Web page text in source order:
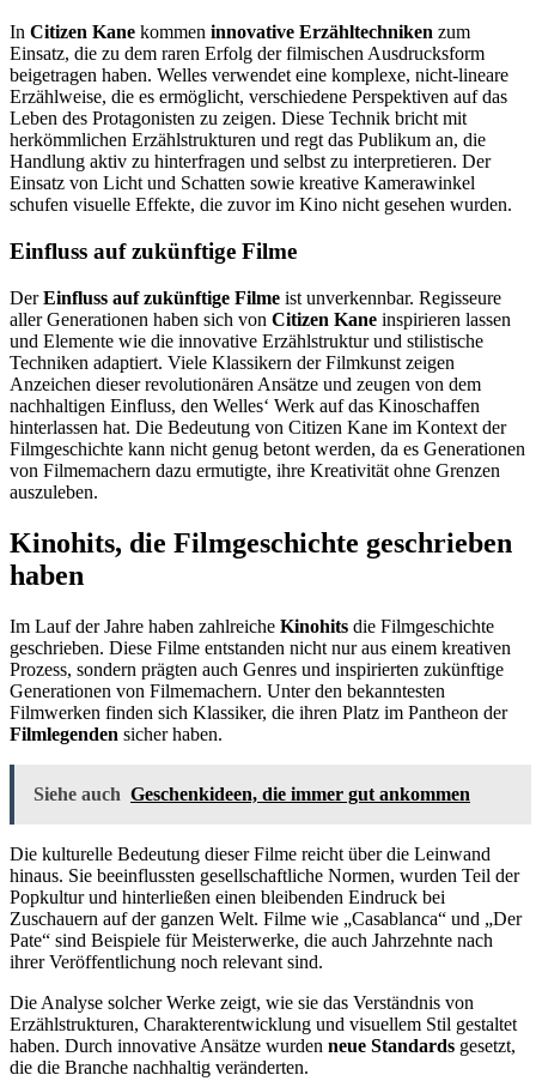
In Citizen Kane kommen innovative Erzähltechniken zum
Einsatz, die zu dem raren Erfolg der filmischen Ausdrucksform
beigetragen haben. Welles verwendet eine komplexe, nicht-lineare
Erzählweise, die es ermöglicht, verschiedene Perspektiven auf das
Leben des Protagonisten zu zeigen. Diese Technik bricht mit
herkömmlichen Erzählstrukturen und regt das Publikum an, die
Handlung aktiv zu hinterfragen und selbst zu interpretieren. Der
Einsatz von Licht und Schatten sowie kreative Kamerawinkel
schufen visuelle Effekte, die zuvor im Kino nicht gesehen wurden.
Einfluss auf zukünftige Filme
DerEinfluss auf zukünftige Filme ist unverkennbar. Regisseure
aller Generationen haben sich von Citizen Kane inspirieren lassen
und Elemente wie die innovative Erzählstruktur und stilistische
Techniken adaptiert. Viele Klassikern der Filmkunst zeigen
Anzeichen dieser revolutionären Ansätze und zeugen von dem
nachhaltigen Einfluss, den Welles‘ Werk auf das Kinoschaffen
hinterlassen hat. Die Bedeutung von Citizen Kane im Kontext der
Filmgeschichte kann nicht genug betont werden, da es Generationen
von Filmemachern dazu ermutigte, ihre Kreativität ohne Grenzen
auszuleben.
Kinohits, die Filmgeschichte geschrieben
haben
Im Lauf der Jahre haben zahlreiche Kinohits die Filmgeschichte
geschrieben. Diese Filme entstanden nicht nur aus einem kreativen
Prozess, sondern prägten auch Genres und inspirierten zukünftige
Generationen von Filmemachern. Unter den bekanntesten
Filmwerken finden sich Klassiker, die ihren Platz im Pantheon der
Filmlegenden sicher haben.
Siehe auch Geschenkideen, die immer gut ankommen
Die kulturelle Bedeutung dieser Filme reicht über die Leinwand
hinaus. Sie beeinflussten gesellschaftliche Normen, wurden Teil der
Popkultur und hinterließen einen bleibenden Eindruck bei
Zuschauern auf der ganzen Welt. Filme wie „Casablanca“ und „Der
Pate“ sind Beispiele für Meisterwerke, die auch Jahrzehnte nach
ihrer Veröffentlichung noch relevant sind.
Die Analyse solcher Werke zeigt, wie sie das Verständnis von
Erzählstrukturen, Charakterentwicklung und visuellem Stil gestaltet
haben. Durch innovative Ansätze wurden neue Standards gesetzt,
die die Branche nachhaltig veränderten.